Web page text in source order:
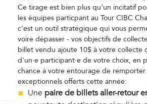
Ce tirage est bien plus qu’un incitatif
les équipes particpant au Tour CIBC
c’est un outil stratégique qui vous
voire dépasser - vos objectifs de
billet vendu ajoute 10$ à votre collecte
d'un·e participant·e de votre choix, en
chance à votre entourage de
exceptionnels offerts cette année:
Une paire de billets aller-retour